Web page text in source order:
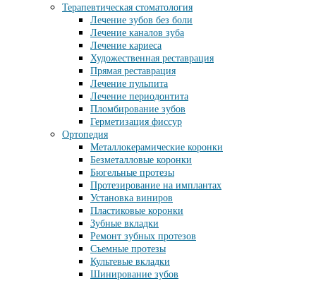
Терапевтическая стоматология
Лечение зубов без боли
Лечение каналов зуба
Лечение кариеса
Художественная реставрация
Прямая реставрация
Лечение пульпита
Лечение периодонтита
Пломбирование зубов
Герметизация фиссур
Ортопедия
Металлокерамические коронки
Безметалловые коронки
Бюгельные протезы
Протезирование на имплантах
Установка виниров
Пластиковые коронки
Зубные вкладки
Ремонт зубных протезов
Съемные протезы
Культевые вкладки
Шинирование зубов